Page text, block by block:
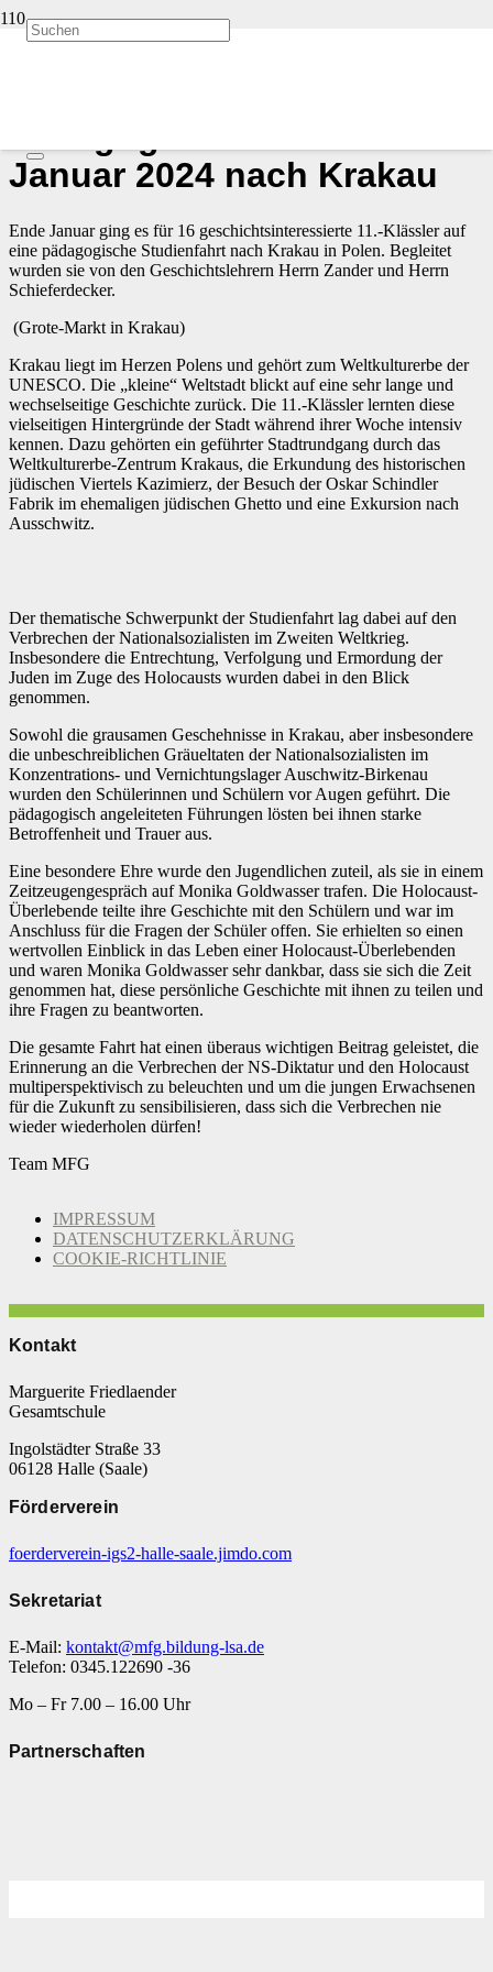
Start
Januar 2024 nach Krakau
Ende Januar ging es für 16 geschichtsinteressierte 11.-Klässler auf
eine pädagogische Studienfahrt nach Krakau in Polen. Begleitet
wurden sie von den Geschichtslehrern Herrn Zander und Herrn
Schieferdecker.
(Grote-Markt in Krakau)
Krakau liegt im Herzen Polens und gehört zum Weltkulturerbe der
UNESCO. Die „kleine“ Weltstadt blickt auf eine sehr lange und
wechselseitige Geschichte zurück. Die 11.-Klässler lernten diese
vielseitigen Hintergründe der Stadt während ihrer Woche intensiv
kennen. Dazu gehörten ein geführter Stadtrundgang durch das
Weltkulturerbe-Zentrum Krakaus, die Erkundung des historischen
jüdischen Viertels Kazimierz, der Besuch der Oskar Schindler
Fabrik im ehemaligen jüdischen Ghetto und eine Exkursion nach
Ausschwitz.
Der thematische Schwerpunkt der Studienfahrt lag dabei auf den
Verbrechen der Nationalsozialisten im Zweiten Weltkrieg.
Insbesondere die Entrechtung, Verfolgung und Ermordung der
Juden im Zuge des Holocausts wurden dabei in den Blick
genommen.
Sowohl die grausamen Geschehnisse in Krakau, aber insbesondere
die unbeschreiblichen Gräueltaten der Nationalsozialisten im
Konzentrations- und Vernichtungslager Auschwitz-Birkenau
wurden den Schülerinnen und Schülern vor Augen geführt. Die
pädagogisch angeleiteten Führungen lösten bei ihnen starke
Betroffenheit und Trauer aus.
Eine besondere Ehre wurde den Jugendlichen zuteil, als sie in einem
Zeitzeugengespräch auf Monika Goldwasser trafen. Die Holocaust-
Überlebende teilte ihre Geschichte mit den Schülern und war im
Anschluss für die Fragen der Schüler offen. Sie erhielten so einen
wertvollen Einblick in das Leben einer Holocaust-Überlebenden
und waren Monika Goldwasser sehr dankbar, dass sie sich die Zeit
genommen hat, diese persönliche Geschichte mit ihnen zu teilen und
ihre Fragen zu beantworten.
Die gesamte Fahrt hat einen überaus wichtigen Beitrag geleistet, die
Erinnerung an die Verbrechen der NS-Diktatur und den Holocaust
multiperspektivisch zu beleuchten und um die jungen Erwachsenen
für die Zukunft zu sensibilisieren, dass sich die Verbrechen nie
wieder wiederholen dürfen!
Team MFG
IMPRESSUM
DATENSCHUTZERKLÄRUNG
COOKIE-RICHTLINIE
Kontakt
Marguerite Friedlaender
Gesamtschule
Ingolstädter Straße 33
06128 Halle (Saale)
Förderverein
foerderverein-igs2-halle-saale.jimdo.com
Sekretariat
E-Mail: kontakt@mfg.bildung-lsa.de
Telefon: 0345.122690 -36
Mo – Fr 7.00 – 16.00 Uhr
Partnerschaften